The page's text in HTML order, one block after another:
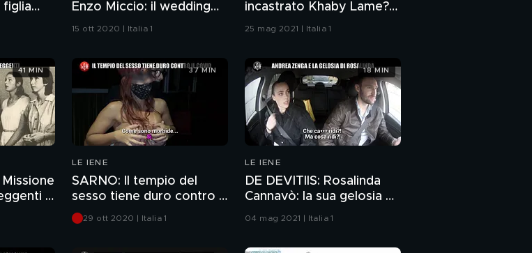
figlia
un
Enzo Miccio: il wedding
planner manda a monte
15 ott 2020 | Italia 1
incastrato Khaby Lame?
Lo scherzo hot alla star di
25 mag 2021 | Italia 1
e
il
41 MIN
LE IENE
SARNO: Il tempio del
sesso tiene duro contro il
coronavirus
29 ott 2020 | Italia 1
37 MIN
LE IENE
DE DEVITIIS: Rosalinda
Cannavò: la sua gelosia e
lo scherzo di Andrea
04 mag 2021 | Italia 1
18 MIN